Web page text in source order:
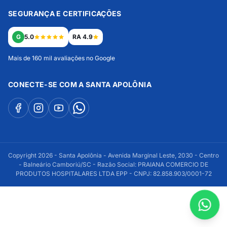
SEGURANÇA E CERTIFICAÇÕES
G 5.0 RA 4.9
Mais de 160 mil avaliações no Google
CONECTE-SE COM A SANTA APOLÔNIA
Copyright 2026 - Santa Apolônia - Avenida Marginal Leste, 2030 - Centro
- Balneário Camboriú/SC - Razão Social: PRAIANA COMERCIO DE
PRODUTOS HOSPITALARES LTDA EPP - CNPJ: 82.858.903/0001-72